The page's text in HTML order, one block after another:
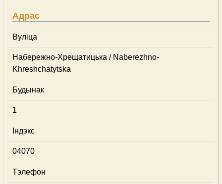
Адрас
Вуліца
Набережно-Хрещатицька / Naberezhno-
Khreshchatytska
Будынак
1
Індэкс
04070
Тэлефон